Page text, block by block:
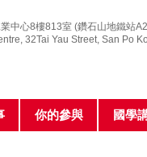
中心8樓813室 (鑽石山地鐵站
32Tai Yau Street, San Po
你的參與 國學